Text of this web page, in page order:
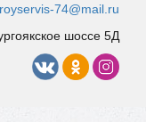
74@mail.ru
шоссе 5Д